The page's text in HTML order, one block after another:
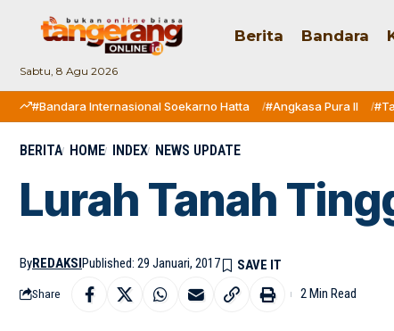
Sabtu, 8 Agu 2026
Berita Bandara
#Bandara Internasional Soekarno Hatta #Angkasa Pura II
BERITA HOME INDEX NEWS UPDATE
Lurah Tanah
ByREDAKSIPublished: 29 Januari, 2017
Share 2 Min Read